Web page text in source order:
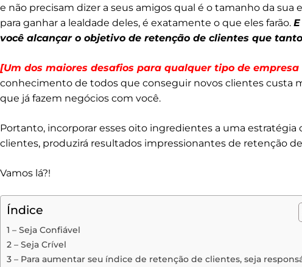
e não precisam dizer a seus amigos qual é o tamanho da sua
para ganhar a lealdade deles, é exatamente o que eles farão.
você alcançar o objetivo de retenção de clientes que
[Um dos maiores desafios para qualquer tipo de
conhecimento de todos que conseguir novos clientes custa
que já fazem negócios com você.
Portanto, incorporar esses oito ingredientes a uma estratégia
clientes, produzirá resultados impressionantes de retenção
Vamos lá?!
Índice
1 – Seja Confiável
2 – Seja Crível
3 – Para aumentar seu índice de retenção de clientes, seja